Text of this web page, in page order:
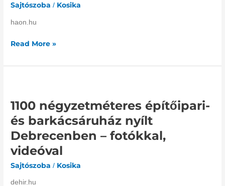
Sajtószoba / Kosika
haon.hu
Read More »
1100 négyzetméteres építőipari-
és barkácsáruház nyílt
Debrecenben – fotókkal,
videóval
Sajtószoba / Kosika
dehir.hu
építőipari-
és
barkácsáruház
nyílt
Debrecenben
fotókkal,
videóval